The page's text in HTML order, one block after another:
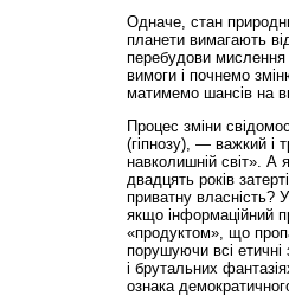
Одначе, стан
планети вимагають
перебудови мислення
вимоги і почнемо
матимемо шансів на
Процес зміни
(гіпнозу), — важкий і
навколишній світ». А
двадцять років
приватну власність?
якщо інформаційний
«продуктом», що
порушуючи всі
і брутальних
ознака